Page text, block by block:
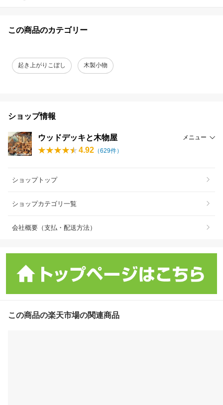
この商品のカテゴリー
起き上がりこぼし 木製小物
ショップ情報
ウッドデッキと木物屋 メニュー
4.92 （629件）
ショップトップ
ショップカテゴリ一覧
会社概要（支払・配送方法）
この商品の楽天市場の関連商品